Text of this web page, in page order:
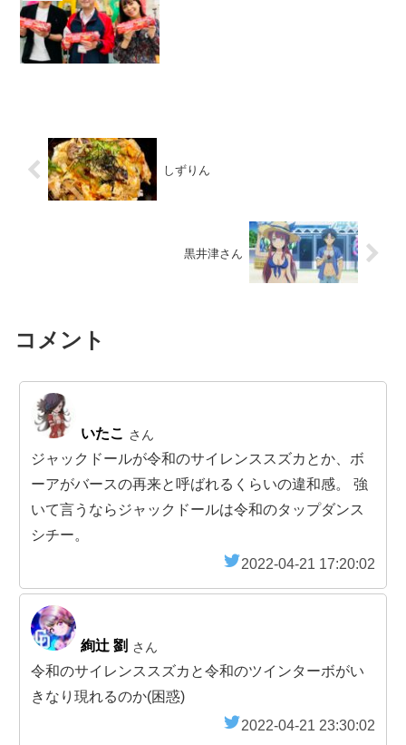
しずりん
黒井津さん
コメント
いたこ さん
ジャックドールが令和のサイレンススズカとか、ボ
ーアがバースの再来と呼ばれるくらいの違和感。 強
いて言うならジャックドールは令和のタップダンス
シチー。
2022-04-21 17:20:02
絢辻 劉 さん
令和のサイレンススズカと令和のツインターボがい
きなり現れるのか(困惑)
2022-04-21 23:30:02